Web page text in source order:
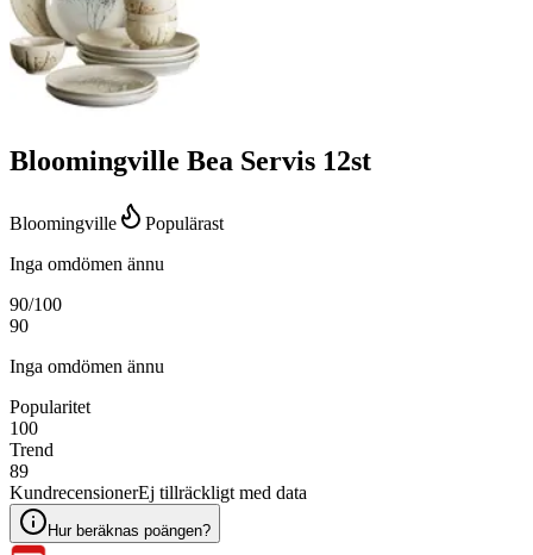
Bloomingville Bea Servis 12st
Bloomingville
Populärast
Inga omdömen ännu
90/100
90
Inga omdömen ännu
Popularitet
100
Trend
89
KundrecensionerEj tillräckligt med data
Hur beräknas poängen?